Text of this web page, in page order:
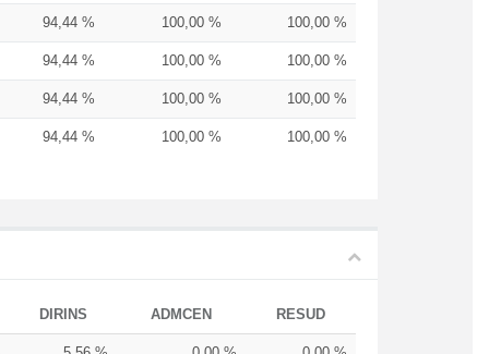
94,44 % 100,00 % 100,00 %
94,44 % 100,00 % 100,00 %
94,44 % 100,00 % 100,00 %
94,44 % 100,00 % 100,00 %
DIRINS ADMCEN RESUD